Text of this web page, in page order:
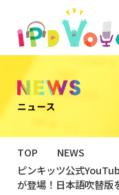
TOP
NEWS
ピンキッツ公式
が登場！日本語吹替版